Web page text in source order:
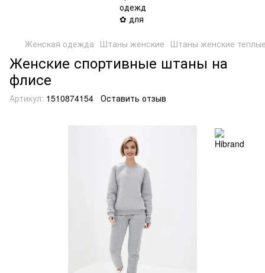
Женская одежда Штаны женские Штаны женские
Женские спортивные штаны на
флисе
Артикул: 1510874154 Оставить отзыв